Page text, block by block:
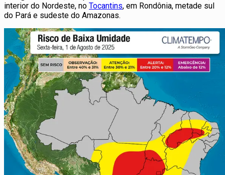
interior do Nordeste, no Tocantins, em Rondônia, metade sul
do Pará e sudeste do Amazonas.